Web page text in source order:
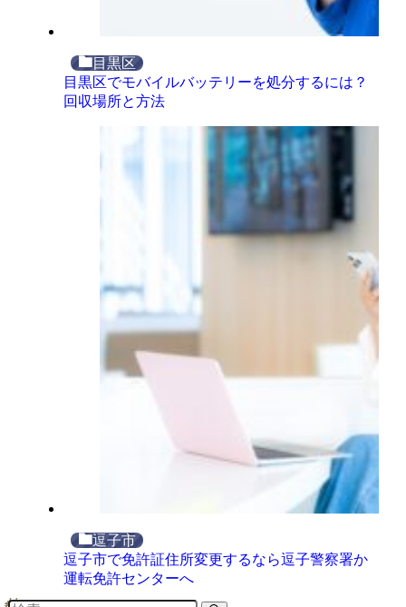
目黒区
目黒区でモバイルバッテリーを処分するには？
回収場所と方法
逗子市
逗子市で免許証住所変更するなら逗子警察署か
運転免許センターへ